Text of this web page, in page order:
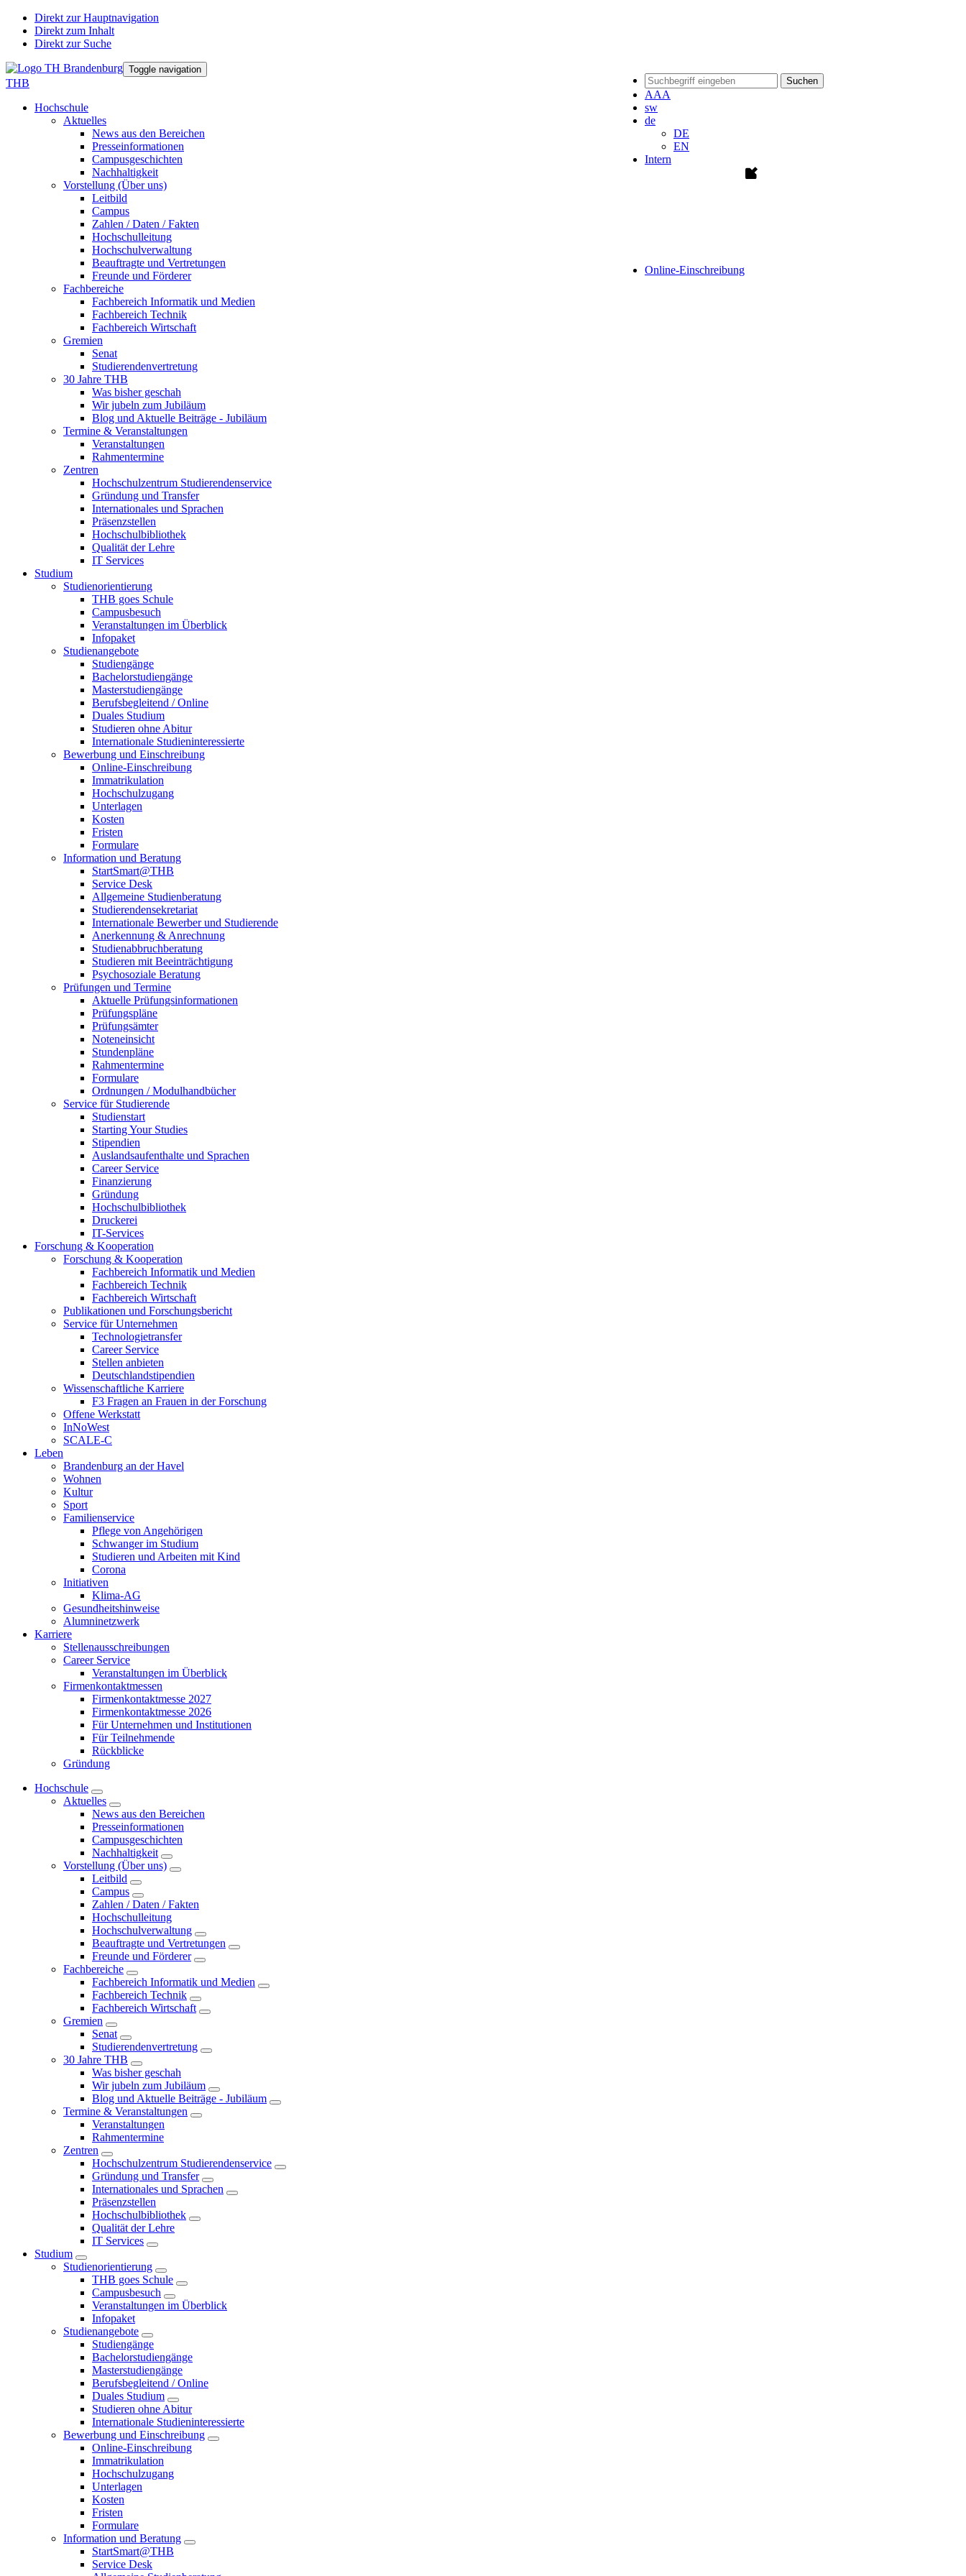
Direkt zur Hauptnavigation
Direkt zum Inhalt
Direkt zur Suche
Suchen
AAA
sw
de
DE
EN
Intern
Online-Einschreibung
Toggle navigation
THB
Hochschule
Aktuelles
News aus den Bereichen
Presseinformationen
Campusgeschichten
Nachhaltigkeit
Vorstellung (Über uns)
Leitbild
Campus
Zahlen / Daten / Fakten
Hochschulleitung
Hochschulverwaltung
Beauftragte und Vertretungen
Freunde und Förderer
Fachbereiche
Fachbereich Informatik und Medien
Fachbereich Technik
Fachbereich Wirtschaft
Gremien
Senat
Studierendenvertretung
30 Jahre THB
Was bisher geschah
Wir jubeln zum Jubiläum
Blog und Aktuelle Beiträge - Jubiläum
Termine & Veranstaltungen
Veranstaltungen
Rahmentermine
Zentren
Hochschulzentrum Studierendenservice
Gründung und Transfer
Internationales und Sprachen
Präsenzstellen
Hochschulbibliothek
Qualität der Lehre
IT Services
Studium
Studienorientierung
THB goes Schule
Campusbesuch
Veranstaltungen im Überblick
Infopaket
Studienangebote
Studiengänge
Bachelorstudiengänge
Masterstudiengänge
Berufsbegleitend / Online
Duales Studium
Studieren ohne Abitur
Internationale Studieninteressierte
Bewerbung und Einschreibung
Online-Einschreibung
Immatrikulation
Hochschulzugang
Unterlagen
Kosten
Fristen
Formulare
Information und Beratung
StartSmart@THB
Service Desk
Allgemeine Studienberatung
Studierendensekretariat
Internationale Bewerber und Studierende
Anerkennung & Anrechnung
Studienabbruchberatung
Studieren mit Beeinträchtigung
Psychosoziale Beratung
Prüfungen und Termine
Aktuelle Prüfungsinformationen
Prüfungspläne
Prüfungsämter
Noteneinsicht
Stundenpläne
Rahmentermine
Formulare
Ordnungen / Modulhandbücher
Service für Studierende
Studienstart
Starting Your Studies
Stipendien
Auslandsaufenthalte und Sprachen
Career Service
Finanzierung
Gründung
Hochschulbibliothek
Druckerei
IT-Services
Forschung & Kooperation
Forschung & Kooperation
Fachbereich Informatik und Medien
Fachbereich Technik
Fachbereich Wirtschaft
Publikationen und Forschungsbericht
Service für Unternehmen
Technologietransfer
Career Service
Stellen anbieten
Deutschlandstipendien
Wissenschaftliche Karriere
F3 Fragen an Frauen in der Forschung
Offene Werkstatt
InNoWest
SCALE-C
Leben
Brandenburg an der Havel
Wohnen
Kultur
Sport
Familienservice
Pflege von Angehörigen
Schwanger im Studium
Studieren und Arbeiten mit Kind
Corona
Initiativen
Klima-AG
Gesundheitshinweise
Alumninetzwerk
Karriere
Stellenausschreibungen
Career Service
Veranstaltungen im Überblick
Firmenkontaktmessen
Firmenkontaktmesse 2027
Firmenkontaktmesse 2026
Für Unternehmen und Institutionen
Für Teilnehmende
Rückblicke
Gründung
Hochschule
Aktuelles
News aus den Bereichen
Presseinformationen
Campusgeschichten
Nachhaltigkeit
Vorstellung (Über uns)
Leitbild
Campus
Zahlen / Daten / Fakten
Hochschulleitung
Hochschulverwaltung
Beauftragte und Vertretungen
Freunde und Förderer
Fachbereiche
Fachbereich Informatik und Medien
Fachbereich Technik
Fachbereich Wirtschaft
Gremien
Senat
Studierendenvertretung
30 Jahre THB
Was bisher geschah
Wir jubeln zum Jubiläum
Blog und Aktuelle Beiträge - Jubiläum
Termine & Veranstaltungen
Veranstaltungen
Rahmentermine
Zentren
Hochschulzentrum Studierendenservice
Gründung und Transfer
Internationales und Sprachen
Präsenzstellen
Hochschulbibliothek
Qualität der Lehre
IT Services
Studium
Studienorientierung
THB goes Schule
Campusbesuch
Veranstaltungen im Überblick
Infopaket
Studienangebote
Studiengänge
Bachelorstudiengänge
Masterstudiengänge
Berufsbegleitend / Online
Duales Studium
Studieren ohne Abitur
Internationale Studieninteressierte
Bewerbung und Einschreibung
Online-Einschreibung
Immatrikulation
Hochschulzugang
Unterlagen
Kosten
Fristen
Formulare
Information und Beratung
StartSmart@THB
Service Desk